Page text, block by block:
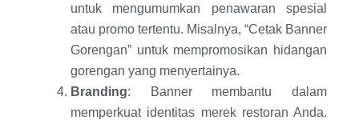
untuk mengumumkan penawaran spesial
atau promo tertentu. Misalnya, “Cetak Banner
Gorengan” untuk mempromosikan hidangan
gorengan yang menyertainya.
Branding: Banner membantu dalam
memperkuat identitas merek restoran Anda.